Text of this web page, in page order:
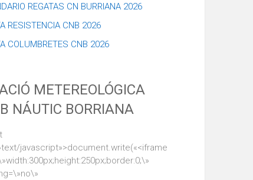
REGATAS CN BURRIANA 2026
RESISTENCIA CNB 2026
COLUMBRETES CNB 2026
METEREOLÓGICA
NÁUTIC BORRIANA
javascript»>document.write(«<iframe